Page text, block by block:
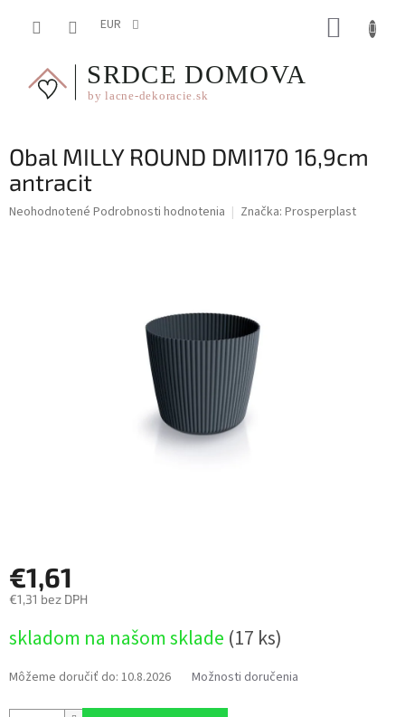
EUR
Obal MILLY ROUND DMI170 16,9cm
antracit
Priemerné
Neohodnotené Podrobnosti hodnotenia Značka: Prosperplast
€1,61
€1,31 bez DPH
cena:
skladom na našom sklade (17 ks)
Môžeme doručiť do: 10.8.2026 Možnosti doručenia